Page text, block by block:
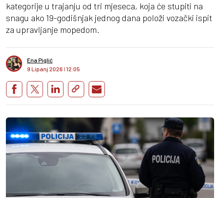
kategorije u trajanju od tri mjeseca, koja će stupiti na
snagu ako 19-godišnjak jednog dana položi vozački ispit
za upravljanje mopedom.
Ena Piglić
9 Lipanj 2026 I 12:05